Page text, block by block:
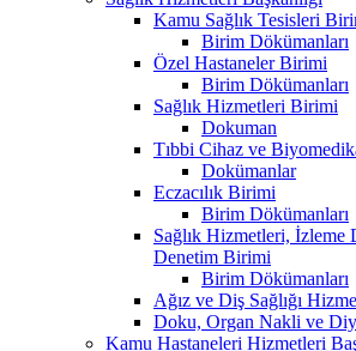
Kamu Sağlık Tesisleri
Birim Dökümanları
Özel Hastaneler Birimi
Birim Dökümanları
Sağlık Hizmetleri Birimi
Dokuman
Tıbbi Cihaz ve
Dokümanlar
Eczacılık Birimi
Birim Dökümanları
Sağlık Hizmetleri, İzleme
Denetim Birimi
Birim Dökümanları
Ağız ve Diş Sağlığı
Doku, Organ Nakli ve
Kamu Hastaneleri Hizmetleri